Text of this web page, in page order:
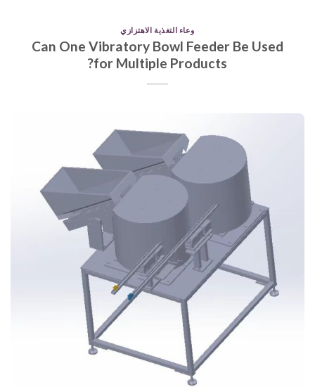
وعاء التغذية الاهتزازي
Can One Vibratory Bowl Feeder Be Used
for Multiple Products?